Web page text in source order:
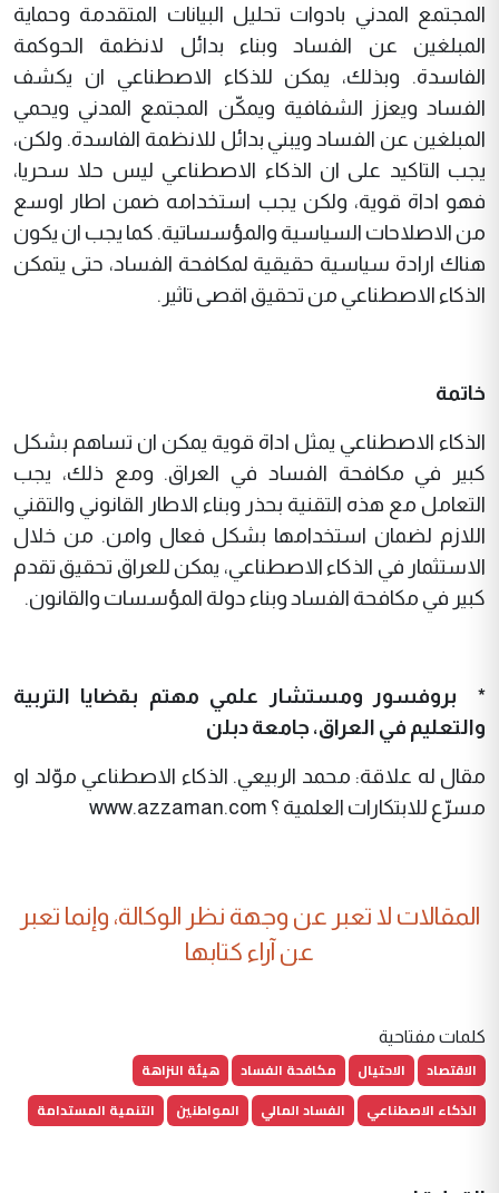
المجتمع المدني بادوات تحليل البيانات المتقدمة وحماية
المبلغين عن الفساد وبناء بدائل لانظمة الحوكمة
الفاسدة. وبذلك، يمكن للذكاء الاصطناعي ان يكشف
الفساد ويعزز الشفافية ويمكّن المجتمع المدني ويحمي
المبلغين عن الفساد ويبني بدائل للانظمة الفاسدة. ولكن،
يجب التاكيد على ان الذكاء الاصطناعي ليس حلا سحريا،
فهو اداة قوية، ولكن يجب استخدامه ضمن اطار اوسع
من الاصلاحات السياسية والمؤسساتية. كما يجب ان يكون
هناك ارادة سياسية حقيقية لمكافحة الفساد، حتى يتمكن
الذكاء الاصطناعي من تحقيق اقصى تاثير.
خاتمة
الذكاء الاصطناعي يمثل اداة قوية يمكن ان تساهم بشكل
كبير في مكافحة الفساد في العراق. ومع ذلك، يجب
التعامل مع هذه التقنية بحذر وبناء الاطار القانوني والتقني
اللازم لضمان استخدامها بشكل فعال وامن. من خلال
الاستثمار في الذكاء الاصطناعي، يمكن للعراق تحقيق تقدم
كبير في مكافحة الفساد وبناء دولة المؤسسات والقانون.
* بروفسور ومستشار علمي مهتم بقضايا التربية
والتعليم في العراق، جامعة دبلن
مقال له علاقة: محمد الربيعي. الذكاء الاصطناعي موّلد او
مسرّع للابتكارات العلمية ؟ www.azzaman.com
المقالات لا تعبر عن وجهة نظر الوكالة، وإنما تعبر
عن آراء كتابها
كلمات مفتاحية
الاقتصاد الاحتيال مكافحة الفساد
هيئة النزاهة
الذكاء الاصطناعي
الفساد المالي المواطنين التنمية المستدامة